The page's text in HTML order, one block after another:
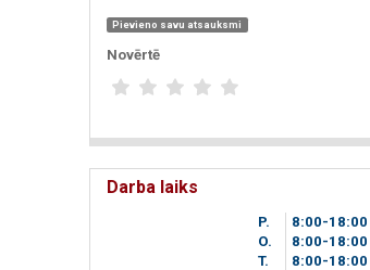
Pievieno savu atsauksmi
Novērtē
Darba laiks
P. 8 00-18 00
O.
8 00-18 00
T.
8 00-18 00